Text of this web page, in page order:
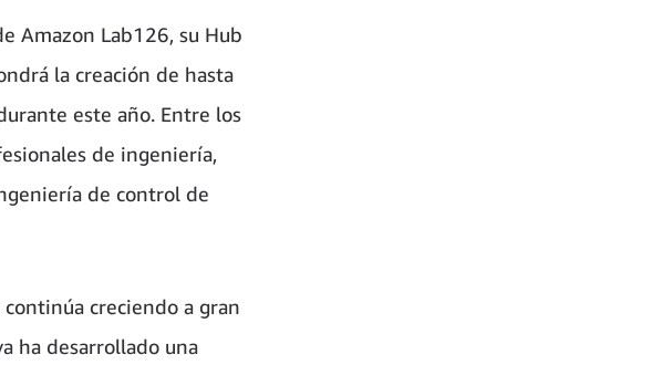
Amazon Lab126, su Hub
la creación de hasta
este año. Entre los
de ingeniería,
de control de
creciendo a gran
ha desarrollado una